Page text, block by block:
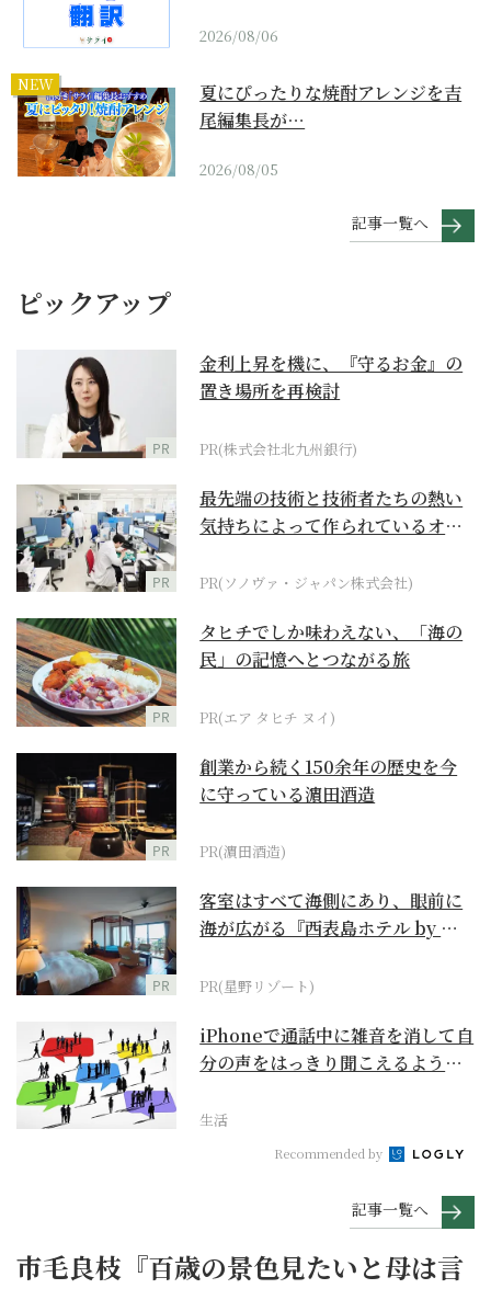
2026/08/06
NEW
夏にぴったりな焼酎アレンジを吉
尾編集長が…
2026/08/05
記事一覧へ
ピックアップ
PR
金利上昇を機に、『守るお金』の
置き場所を再検討
PR(株式会社北九州銀行)
PR
最先端の技術と技術者たちの熱い
気持ちによって作られているオー
PR(ソノヴァ・ジャパン株式会社)
PR
タヒチでしか味わえない、「海の
民」の記憶へとつながる旅
PR(エア タヒチ ヌイ)
PR
創業から続く150余年の歴史を今
に守っている濵田酒造
PR(濵田酒造)
PR
客室はすべて海側にあり、眼前に
海が広がる『西表島ホテル by 星
PR(星野リゾート)
iPhoneで通話中に雑音を消して自
分の声をはっきり聞こえるように
生活
Recommended by
記事一覧へ
市毛良枝『百歳の景色見たいと母は言